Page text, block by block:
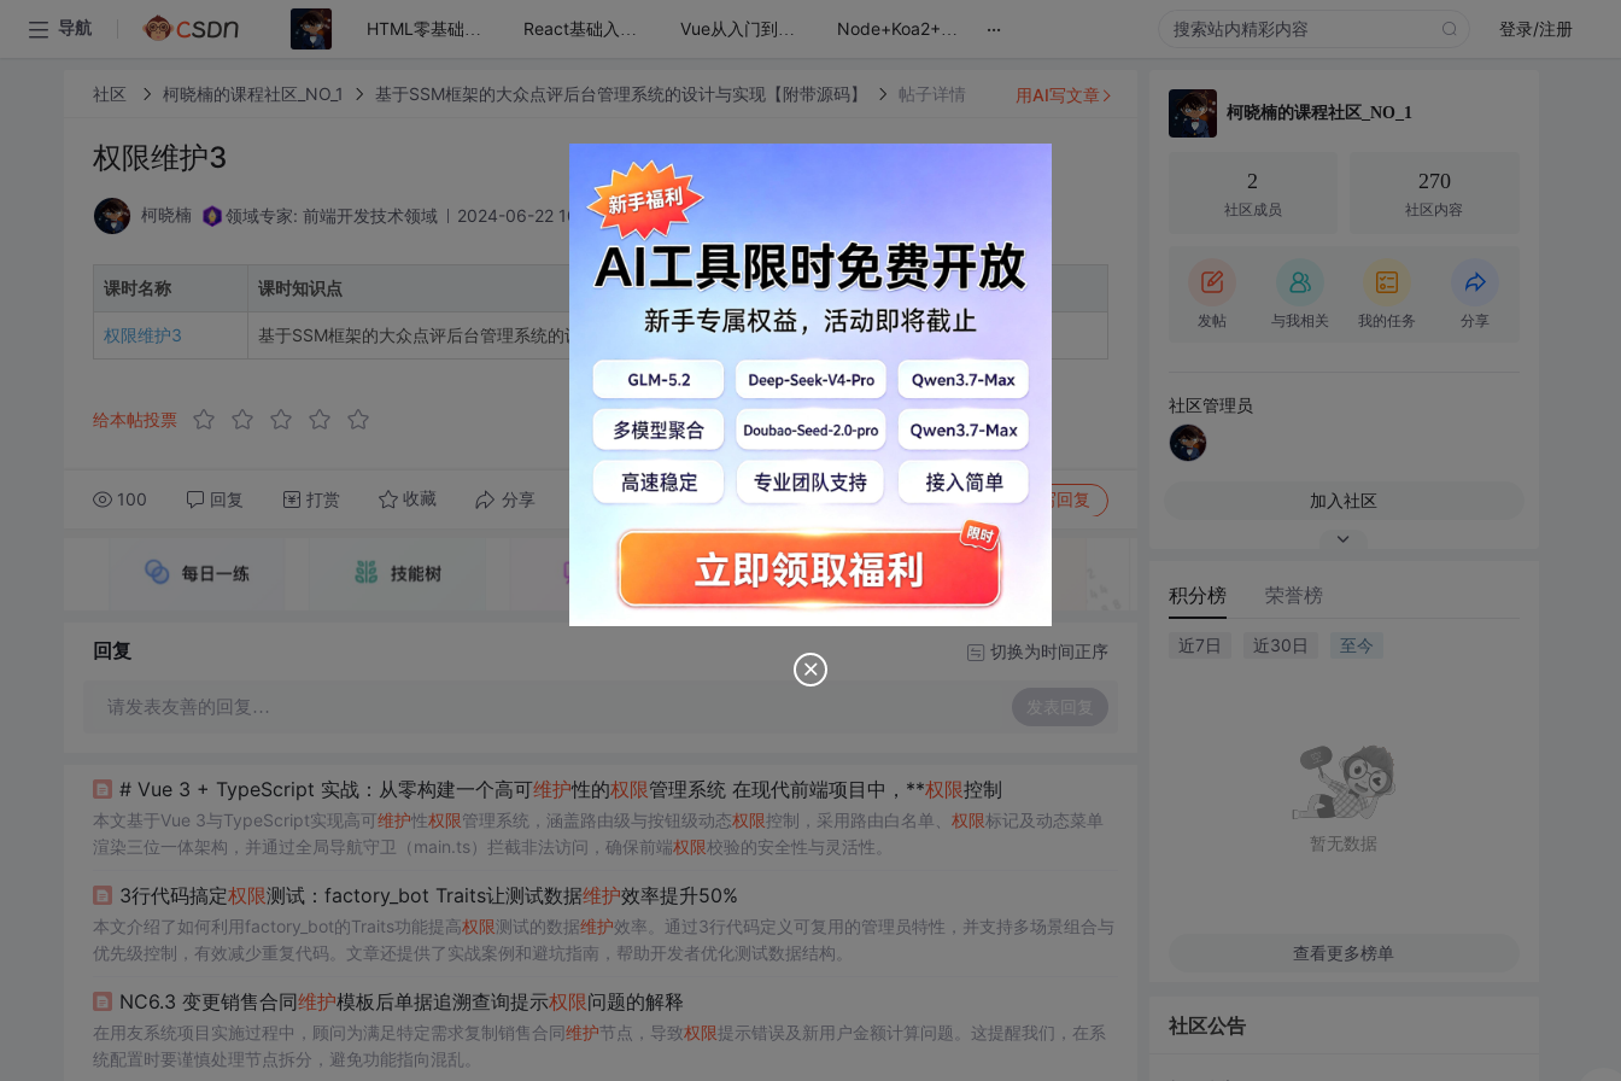
导航 HTML零基础入门+百度搜索案例 React基础入门+综合案例 Vue从入门到项目实战训练营 Node+Koa2+ElementUI打造简书后台管理系统 ... 登录/注册
社区 柯晓楠的课程社区_NO_1 基于SSM框架的大众点评后台管理系统的设计与实现【附带源码】 帖子详情
权限维护3
柯晓楠 领域专家: 前端开发技术领域 2024-06-22 10:27:25
课时名称 课时知识点
权限维护3 基于SSM框架的大众点评后台管理系统的设计与实现【毕设，附源码】
给本帖投票
100 回复 打赏 收藏 分享 转发到动态 举报 写回复
用AI写文章
回复 切换为时间正序
请发表友善的回复… 发表回复
# Vue 3 + TypeScript 实战：从零构建一个高可维护性的权限管理系统 在现代前端项目中，**权限控制
本文基于Vue 3与TypeScript实现高可维护性权限管理系统，涵盖路由级与按钮级动态权限控制，采用路由白名单、 权限标记及动态菜单
渲染三位一体架构，并通过全局导航守卫（main.ts）拦截非法访问，确保前端权限校验的安全性与灵活性。
3行代码搞定权限测试：factory_bot Traits让测试数据维护效率提升50%
本文介绍了如何利用factory_bot的Traits功能提高权限测试的数据维护效率。通过3行代码定义可复用的管理员特性，并支持多场景组合与
优先级控制，有效减少重复代码。文章还提供了实战案例和避坑指南，帮助开发者优化测试数据结构。
NC6.3 变更销售合同维护模板后单据追溯查询提示权限问题的解释
在用友系统项目实施过程中，顾问为满足特定需求复制销售合同维护节点，导致权限提示错误及新用户金额计算问题。这提醒我们，在系
统配置时要谨慎处理节点拆分，避免功能指向混乱。
柯晓楠的课程社区_NO_1
2
社区成员
270
社区内容
发帖 与我相关 我的任务 分享
社区管理员
加入社区
积分榜 荣誉榜
近7日 近30日 至今
暂无数据
查看更多榜单
社区公告